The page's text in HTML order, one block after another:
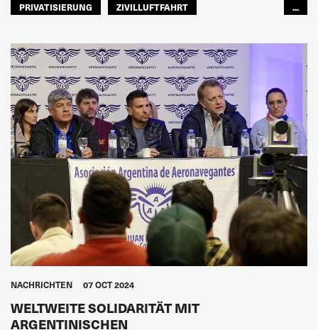
PRIVATISIERUNG
ZIVILLUFTFAHRT
SEELEUTE
RECHTE LATEINAMERIKA
...
NACHRICHTEN 07 OCT 2024
WELTWEITE SOLIDARITÄT MIT
ARGENTINISCHEN